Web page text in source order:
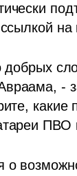
на
добрых
-
ПВО
о